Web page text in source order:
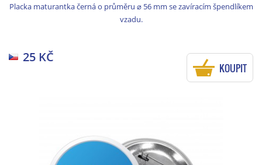
Placka maturantka černá o průměru ⌀ 56 mm se zavíracím špendlíkem
vzadu.
25 KČ
KOUPIT